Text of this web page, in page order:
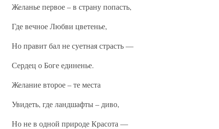
Желанье первое – в страну попасть,
Где вечное Любви цветенье,
Но правит бал не суетная страсть —
Сердец о Боге единенье.
Желание второе – те места
Увидеть, где ландшафты – диво,
Но не в одной природе Красота —